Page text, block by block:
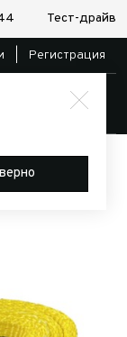
Тест-драйв
Регистрация
Лебедки